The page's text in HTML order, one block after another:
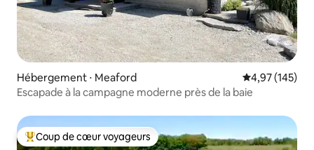
Hébergement ⋅ Meaford Évaluation
4,97 (145)
Escapade à la campagne moderne près de la baie
Coups de cœur voyageurs les plus appréciés
Coup de cœur voyageurs